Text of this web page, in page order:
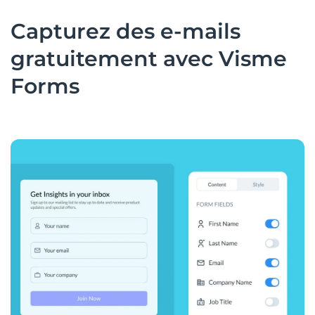
Capturez des e-mails
gratuitement avec Visme
Forms